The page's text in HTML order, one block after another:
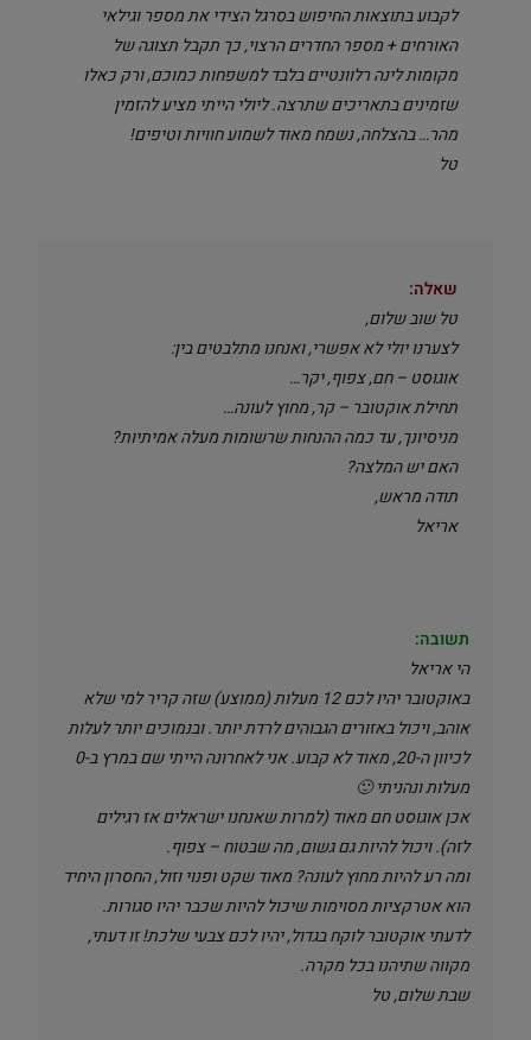
לקבוע בתוצאות החיפוש בסרגל הצידי את מספר וגילאי
האורחים + מספר החדרים הרצוי, כך תקבל תצוגה של
מקומות לינה רלוונטיים בלבד למשפחות כמוכם, ורק כאלו
שזמינים בתאריכים שתרצה. ליולי הייתי מציע להזמין
מהר… בהצלחה, נשמח מאוד לשמוע חוויות וטיפים!
טל
שאלה:
טל שוב שלום,
לצערנו יולי לא אפשרי, ואנחנו מתלבטים בין:
אוגוסט – חם, צפוף, יקר…
תחילת אוקטובר – קר, מחוץ לעונה…
מניסיונך, עד כמה ההנחות שרשומות מעלה אמיתיות?
האם יש המלצה?
תודה מראש,
אריאל
תשובה:
הי אריאל
באוקטובר יהיו לכם 12 מעלות (ממוצע) שזה קריר למי שלא
אוהב, ויכול באזורים הגבוהים לרדת יותר. ובנמוכים יותר לעלות
לכיוון ה-20, מאוד לא קבוע. אני לאחרונה הייתי שם במרץ ב-0
מעלות ונהניתי 🙂
אכן אוגוסט חם מאוד (למרות שאנחנו ישראלים אז רגילים
לזה). ויכול להיות גם גשום, מה שבטוח – צפוף.
ומה רע להיות מחוץ לעונה? מאוד שקט ופנוי וזול, החסרון היחיד
הוא אטרקציות מסוימות שיכול להיות שכבר יהיו סגורות.
לדעתי אוקטובר לוקח בגדול, יהיו לכם צבעי שלכת! זו דעתי,
מקווה שתיהנו בכל מקרה.
שבת שלום, טל